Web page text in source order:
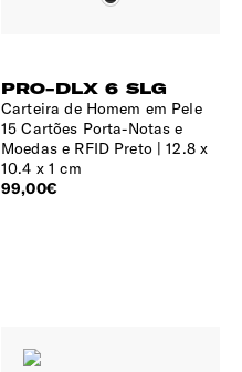
PRO-DLX 6 SLG
Carteira de Homem em Pele
15 Cartões Porta-Notas e
Moedas e RFID Preto
12.8 x
10.4 x 1 cm
99,00€